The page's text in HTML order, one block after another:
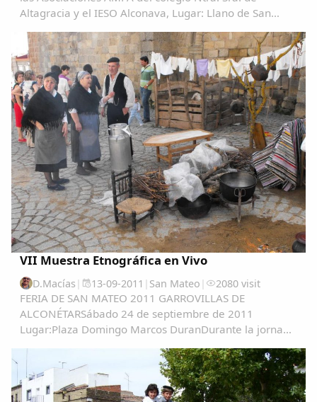
Altagracia y el IESO Alconava, Lugar: Llano de San
Organiza: Asociación Lucha contra el Cácer...
VII Muestra Etnográfica en Vivo
D.Macías | 13-09-2011 | San Mateo | 2080 visit
FERIA DE SAN MATEO 2011 GARROVILLAS DE
ALCONÉTARSábado 24 de septiembre de 2011
Lugar:Plaza Domingo Marcos DuranDurante la jornada
el piconero, los aguadores, etc; al tiempo que se
desarrollarán...
Comparte
Compartir en Facebook
Compartir en Twitter
Copiar enlace